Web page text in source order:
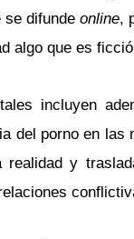
se difundeonline,
algo que es
incluyen
del porno en las
y